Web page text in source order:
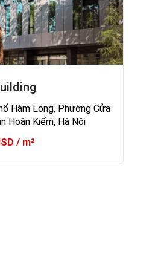
Hàm Long, Phường Cửa
Hoàn Kiếm, Hà Nội
/ m²